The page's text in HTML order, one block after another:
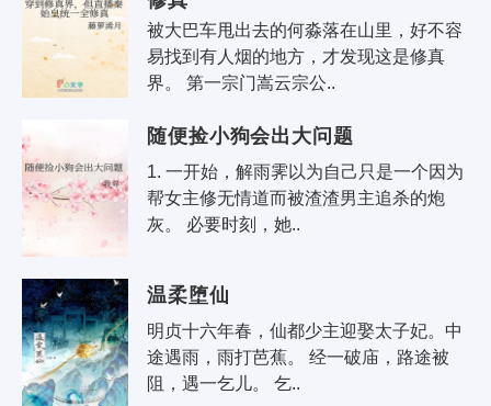
被大巴车甩出去的何淼落在山里，好不容
易找到有人烟的地方，才发现这是修真
界。 第一宗门嵩云宗公..
随便捡小狗会出大问题
1. 一开始，解雨霁以为自己只是一个因为
帮女主修无情道而被渣渣男主追杀的炮
灰。 必要时刻，她..
温柔堕仙
明贞十六年春，仙都少主迎娶太子妃。中
途遇雨，雨打芭蕉。 经一破庙，路途被
阻，遇一乞儿。 乞..